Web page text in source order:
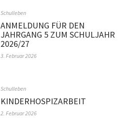
Schulleben
ANMELDUNG FÜR DEN
JAHRGANG 5 ZUM SCHULJAHR
2026/27
3. Februar 2026
Schulleben
KINDERHOSPIZARBEIT
2. Februar 2026